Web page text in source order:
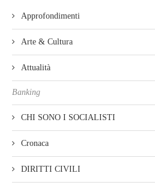
Approfondimenti
Arte & Cultura
Attualità
Banking
CHI SONO I SOCIALISTI
Cronaca
DIRITTI CIVILI